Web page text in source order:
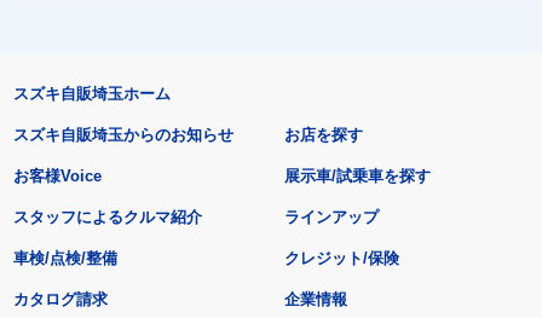
スズキ自販埼玉ホーム
スズキ自販埼玉からのお知らせ
お客様Voice
スタッフによるクルマ紹介
お店を探す
展示車/試乗車を探す
ラインアップ
車検/点検/整備 クレジット/保険
カタログ請求 企業情報